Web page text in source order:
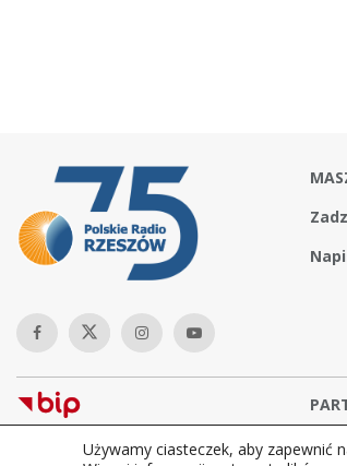
Copyright © 2026Polskie Radio Rzeszów
Używamy ciasteczek, aby zapewnić